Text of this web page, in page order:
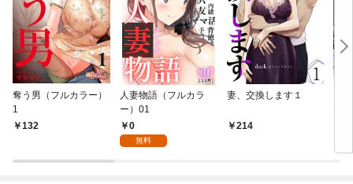
奪う男（フルカラー）
1
132
人妻物語（フルカラ
ー）01
0
無料
妻、交換します１
214
な